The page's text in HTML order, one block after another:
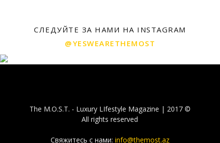
СЛЕДУЙТЕ ЗА НАМИ НА INSTAGRAM
@YESWEARETHEMOST
The M.O.S.T. - Luxury LIfestyle Magazine | 2017 ©
All rights reserved
Свяжитесь с нами: info@themost.az